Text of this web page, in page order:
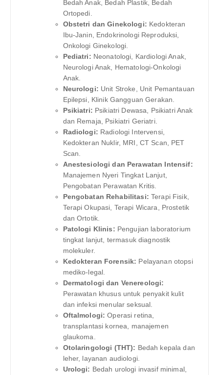
Bedah Anak, Bedah Plastik, Bedah
Ortopedi.
Obstetri dan Ginekologi: Kedokteran
Ibu-Janin, Endokrinologi Reproduksi,
Onkologi Ginekologi.
Pediatri: Neonatologi, Kardiologi Anak,
Neurologi Anak, Hematologi-Onkologi
Anak.
Neurologi: Unit Stroke, Unit Pemantauan
Epilepsi, Klinik Gangguan Gerakan.
Psikiatri: Psikiatri Dewasa, Psikiatri Anak
dan Remaja, Psikiatri Geriatri.
Radiologi: Radiologi Intervensi,
Kedokteran Nuklir, MRI, CT Scan, PET
Scan.
Anestesiologi dan Perawatan Intensif:
Manajemen Nyeri Tingkat Lanjut,
Pengobatan Perawatan Kritis.
Pengobatan Rehabilitasi: Terapi Fisik,
Terapi Okupasi, Terapi Wicara, Prostetik
dan Ortotik.
Patologi Klinis: Pengujian laboratorium
tingkat lanjut, termasuk diagnostik
molekuler.
Kedokteran Forensik: Pelayanan otopsi
mediko-legal.
Dermatologi dan Venereologi:
Perawatan khusus untuk penyakit kulit
dan infeksi menular seksual.
Oftalmologi: Operasi retina,
transplantasi kornea, manajemen
glaukoma.
Otolaringologi (THT): Bedah kepala dan
leher, layanan audiologi.
Urologi: Bedah urologi invasif minimal,